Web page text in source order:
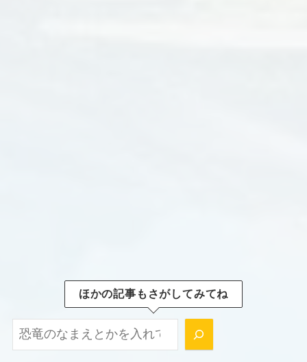
ほかの記事もさがしてみてね
ほかの記事もさがしてみてね！